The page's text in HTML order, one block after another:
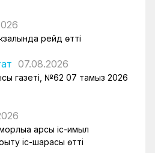
рейд өтті
07.08.2026
газеті, №62 07 тамыз 2026
қарсы іс-қимыл
іс-шарасы өтті